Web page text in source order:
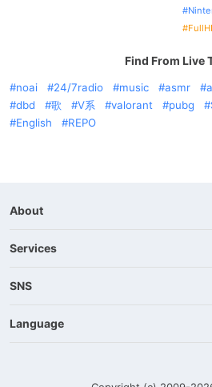
Find From Live
noai 24/7radio music asmr
dbd
歌 V系 valorant pubg
English
REPO
About
Services
SNS
Language